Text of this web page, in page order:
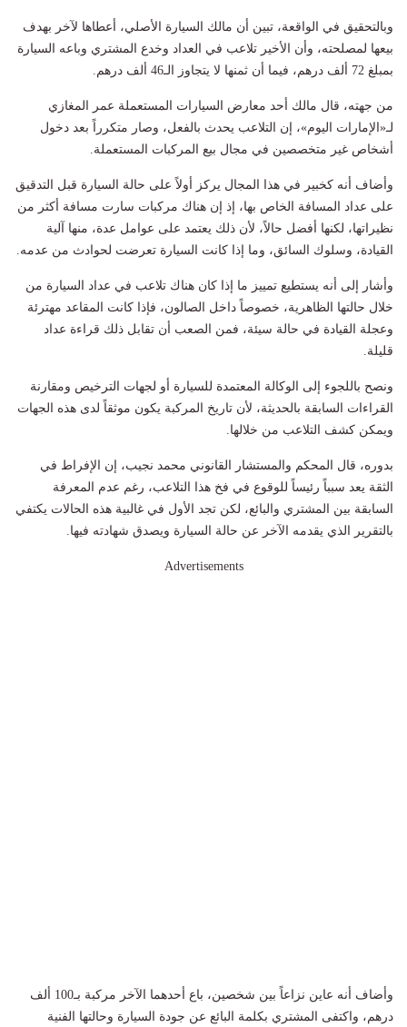
وبالتحقيق في الواقعة، تبين أن مالك السيارة الأصلي، أعطاها لآخر بهدف
بيعها لمصلحته، وأن الأخير تلاعب في العداد وخدع المشتري وباعه السيارة
بمبلغ 72 ألف درهم، فيما أن ثمنها لا يتجاوز الـ46 ألف درهم.
من جهته، قال مالك أحد معارض السيارات المستعملة عمر المغازي
لـ«الإمارات اليوم»، إن التلاعب يحدث بالفعل، وصار متكرراً بعد دخول
أشخاص غير متخصصين في مجال بيع المركبات المستعملة.
وأضاف أنه كخبير في هذا المجال يركز أولاً على حالة السيارة قبل التدقيق
على عداد المسافة الخاص بها، إذ إن هناك مركبات سارت مسافة أكثر من
نظيراتها، لكنها أفضل حالاً، لأن ذلك يعتمد على عوامل عدة، منها آلية
القيادة، وسلوك السائق، وما إذا كانت السيارة تعرضت لحوادث من عدمه.
وأشار إلى أنه يستطيع تمييز ما إذا كان هناك تلاعب في عداد السيارة من
خلال حالتها الظاهرية، خصوصاً داخل الصالون، فإذا كانت المقاعد مهترئة
وعجلة القيادة في حالة سيئة، فمن الصعب أن تقابل ذلك قراءة عداد
قليلة.
ونصح باللجوء إلى الوكالة المعتمدة للسيارة أو لجهات الترخيص ومقارنة
القراءات السابقة بالحديثة، لأن تاريخ المركبة يكون موثقاً لدى هذه الجهات
ويمكن كشف التلاعب من خلالها.
بدوره، قال المحكم والمستشار القانوني محمد نجيب، إن الإفراط في
الثقة يعد سبباً رئيساً للوقوع في فخ هذا التلاعب، رغم عدم المعرفة
السابقة بين المشتري والبائع، لكن تجد الأول في غالبية هذه الحالات يكتفي
بالتقرير الذي يقدمه الآخر عن حالة السيارة ويصدق شهادته فيها.
Advertisements
وأضاف أنه عاين نزاعاً بين شخصين، باع أحدهما الآخر مركبة بـ100 ألف
درهم، واكتفى المشتري بكلمة البائع عن جودة السيارة وحالتها الفنية